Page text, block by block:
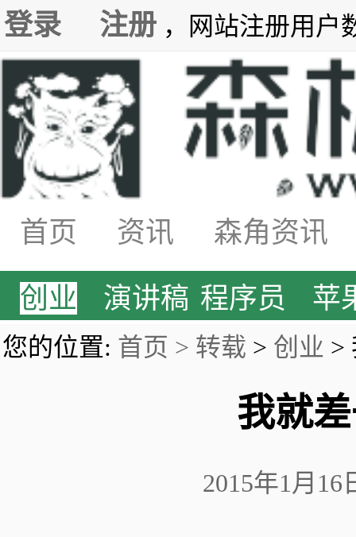
登录 注册 ，网站注册用户
首页 资讯 森角资讯
创业 演讲稿 程序员 苹
您的位置: 首页 > 转载 > 创业 >
我就
2015年1月